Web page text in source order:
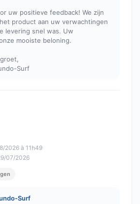
uw positieve feedback! We zijn
product aan uw verwachtingen
levering snel was. Uw
mooiste beloning.
Surf
van 5
2026 à 11h49
07/2026
Surf